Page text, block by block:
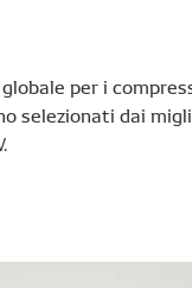
per i
selezionati dai